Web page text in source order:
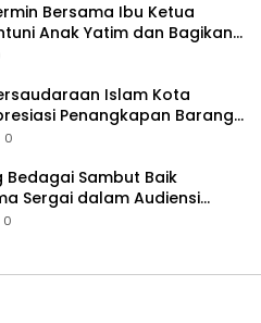
Bersama Ibu Ketua
Anak Yatim dan Bagikan
Islam Kota
Penangkapan Barang
0
Bedagai Sambut Baik
Sergai dalam Audiensi
Baru
0